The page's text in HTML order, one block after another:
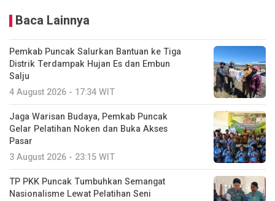
Baca Lainnya
Pemkab Puncak Salurkan Bantuan ke Tiga
Distrik Terdampak Hujan Es dan Embun
Salju
4 August 2026 - 17:34 WIT
Jaga Warisan Budaya, Pemkab Puncak
Gelar Pelatihan Noken dan Buka Akses
Pasar
3 August 2026 - 23:15 WIT
TP PKK Puncak Tumbuhkan Semangat
Nasionalisme Lewat Pelatihan Seni